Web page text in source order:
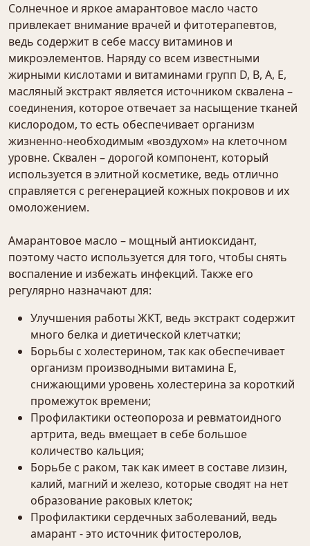
Солнечное и яркое амарантовое масло часто
привлекает внимание врачей и фитотерапевтов,
ведь содержит в себе массу витаминов и
микроэлементов. Наряду со всем известными
жирными кислотами и витаминами групп D, B, A, E,
масляный экстракт является источником сквалена –
соединения, которое отвечает за насыщение тканей
кислородом, то есть обеспечивает организм
жизненно-необходимым «воздухом» на клеточном
уровне. Сквален – дорогой компонент, который
используется в элитной косметике, ведь отлично
справляется с регенерацией кожных покровов и их
омоложением.
Амарантовое масло – мощный антиоксидант,
поэтому часто используется для того, чтобы снять
воспаление и избежать инфекций. Также его
регулярно назначают для:
Улучшения работы ЖКТ, ведь экстракт содержит
много белка и диетической клетчатки;
Борьбы с холестерином, так как обеспечивает
организм производными витамина Е,
снижающими уровень холестерина за короткий
промежуток времени;
Профилактики остеопороза и ревматоидного
артрита, ведь вмещает в себе большое
количество кальция;
Борьбе с раком, так как имеет в составе лизин,
калий, магний и железо, которые сводят на нет
образование раковых клеток;
Профилактики сердечных заболеваний, ведь
амарант - это источник фитостеролов,